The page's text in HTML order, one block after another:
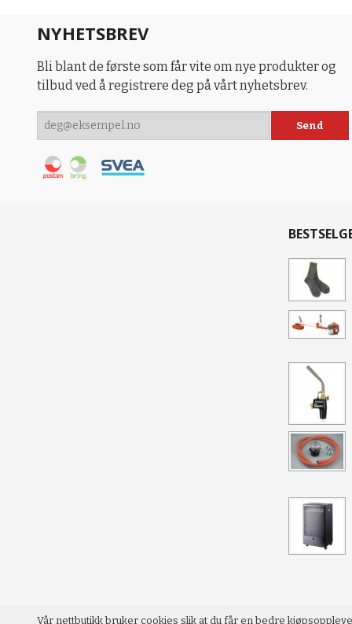
NYHETSBREV
Bli blant de første som får vite om nye produkter og
tilbud ved å registrere deg på vårt nyhetsbrev.
Vår nettbutikk bruker cookies slik at du får en bedre